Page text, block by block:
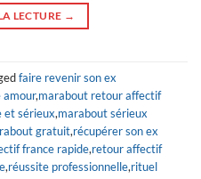
LECTURE →
faire revenir son ex
amour,marabout retour affectif
et sérieux,marabout sérieux
gratuit,récupérer son ex
france rapide,retour affectif
,réussite professionnelle,rituel